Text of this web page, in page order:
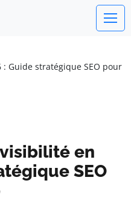
Guide stratégique SEO pour
en
SEO